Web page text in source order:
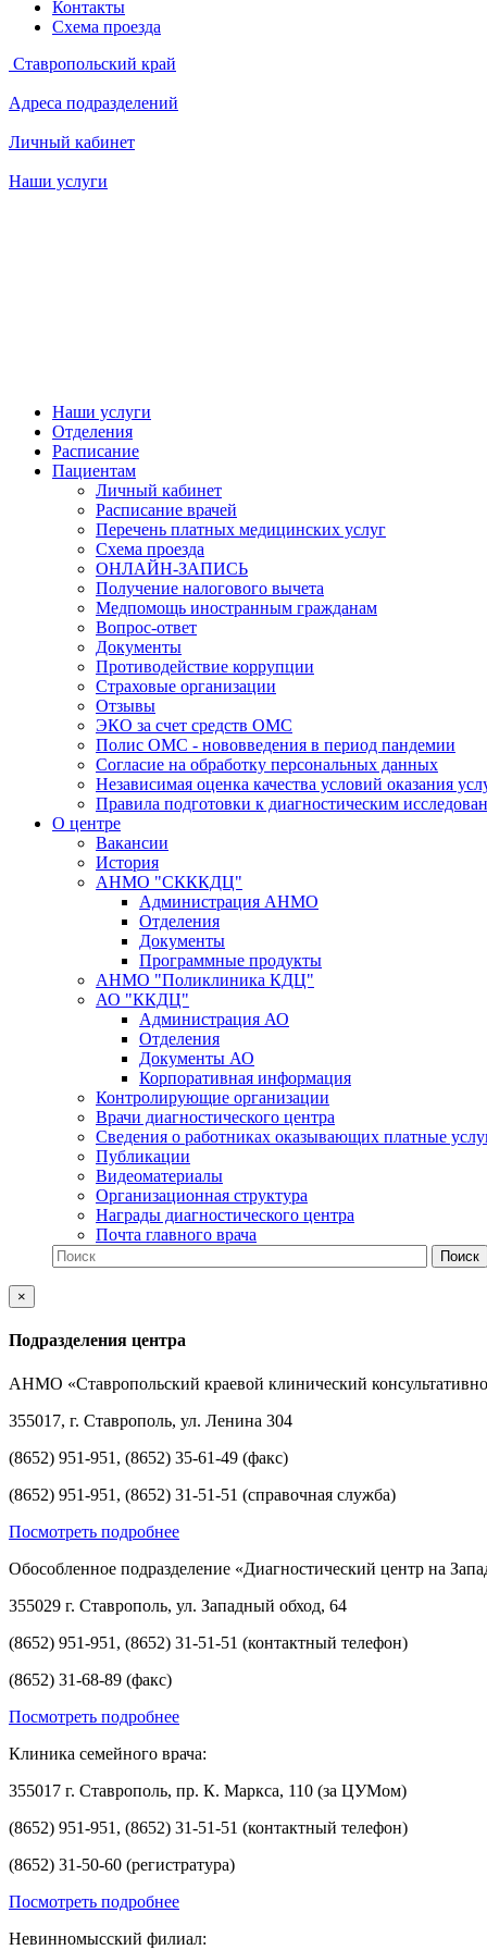
Контакты
Схема проезда
Ставропольский край
Адреса подразделений
Личный кабинет
Наши услуги
Наши услуги
Отделения
Расписание
Пациентам
Личный кабинет
Расписание врачей
Перечень платных медицинских услуг
Схема проезда
ОНЛАЙН-ЗАПИСЬ
Получение налогового вычета
Медпомощь иностранным гражданам
Вопрос-ответ
Документы
Противодействие коррупции
Страховые организации
Отзывы
ЭКО за счет средств ОМС
Полис ОМС - нововведения в период пандемии
Согласие на обработку персональных данных
Независимая оценка качества условий оказания
Правила подготовки к диагностическим
О центре
Вакансии
История
АНМО "СКККДЦ"
Администрация АНМО
Отделения
Документы
Программные продукты
АНМО "Поликлиника КДЦ"
АО "ККДЦ"
Администрация АО
Отделения
Документы АО
Корпоративная информация
Контролирующие организации
Врачи диагностического центра
Сведения о работниках оказывающих платные
Публикации
Видеоматериалы
Организационная структура
Награды диагностического центра
Почта главного врача
×
Подразделения центра
АНМО «Ставропольский краевой клинический
355017, г. Ставрополь, ул. Ленина 304
(8652) 951-951, (8652) 35-61-49 (факс)
(8652) 951-951, (8652) 31-51-51 (справочная служба)
Посмотреть подробнее
Обособленное подразделение «Диагностический центр на
355029 г. Ставрополь, ул. Западный обход, 64
(8652) 951-951, (8652) 31-51-51 (контактный телефон)
(8652) 31-68-89 (факс)
Посмотреть подробнее
Клиника семейного врача:
355017 г. Ставрополь, пр. К. Маркса, 110 (за ЦУМом)
(8652) 951-951, (8652) 31-51-51 (контактный телефон)
(8652) 31-50-60 (регистратура)
Посмотреть подробнее
Невинномысский филиал: